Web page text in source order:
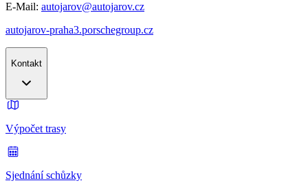
E-Mail: autojarov@autojarov.cz
autojarov-praha3.porschegroup.cz
Kontakt
Výpočet trasy
Sjednání schůzky